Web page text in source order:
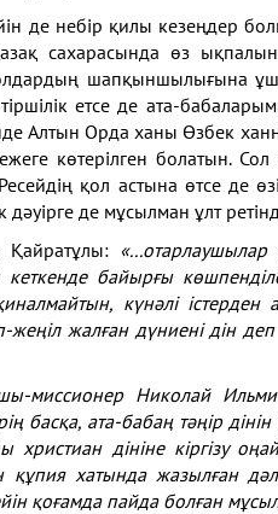
де небір қилы кезеңдер
сахарасында өз
шапқыншылығына
етсе де ата-
Алтын Орда ханы Өзбек
көтерілген болатын.
қол астына өтсе де
дәуірге де мұсылман ұлт
Қайратұлы: «...отарлаушылар
байырғы
күнәлі
жеңіл жалған дүниені дін
миссионер Николай
басқа, ата-бабаң тәңір
христиан дініне кіргізу
құпия хатында жазылған
қоғамда пайда болған